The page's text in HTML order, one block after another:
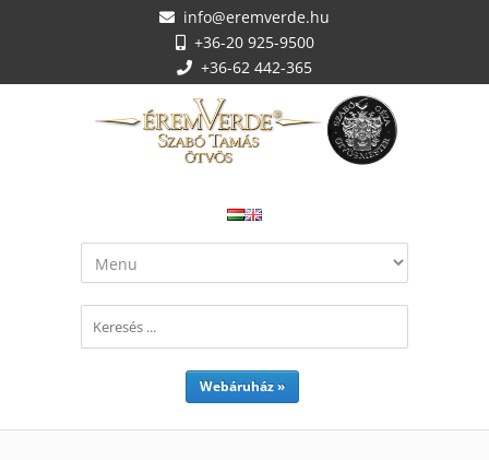
info@eremverde.hu
+36-20 925-9500
+36-62 442-365
Webáruház »